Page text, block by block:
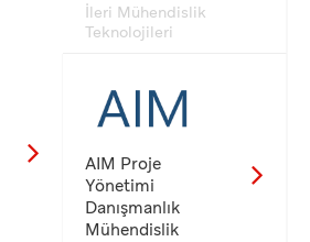
İleri Mühendislik
Teknolojileri
AIM Proje
Yönetimi
Danışmanlık
Mühendislik